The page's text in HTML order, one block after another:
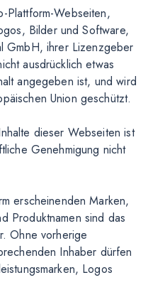
Plattform-Webseiten,
Bilder und Software,
GmbH, ihrer Lizenzgeber
ausdrücklich etwas
angegeben ist, und wird
Union geschützt.
dieser Webseiten ist
Genehmigung nicht
erscheinenden Marken,
Produktnamen sind das
Ohne vorherige
Inhaber dürfen
Logos